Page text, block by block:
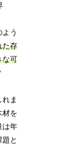
う
た存
な可
ま
材を
は年
と